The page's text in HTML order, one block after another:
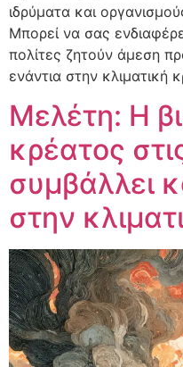
ιδρύματα και
Μπορεί να σας
πολίτες ζητούν άμεση
ενάντια στην κλιματική
Μελέτη: Η
κρέατος
συμβάλλει
στην